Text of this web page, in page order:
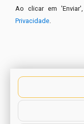
Ao clicar em
Privacidade